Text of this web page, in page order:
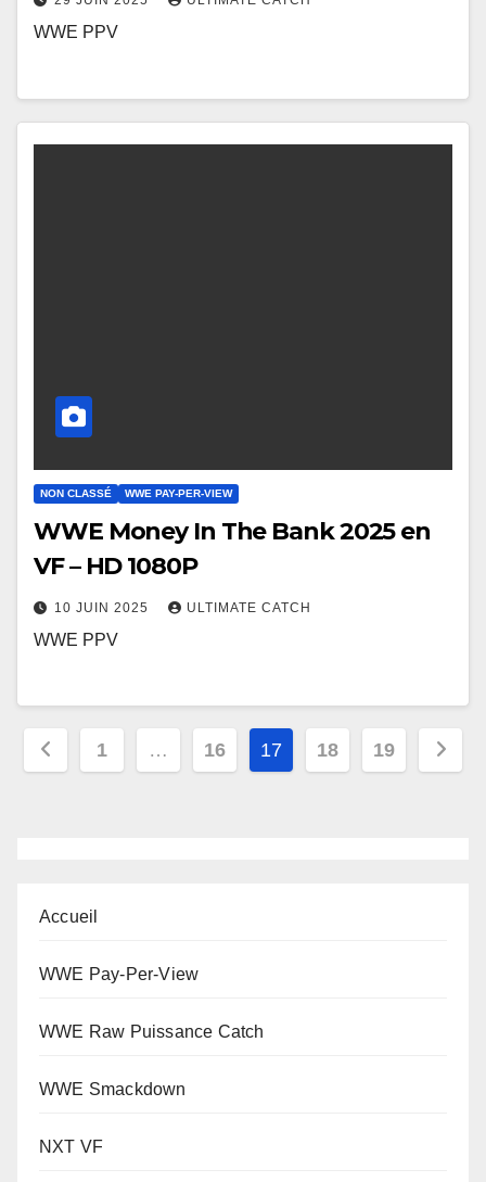
WWE PPV
NON CLASSÉ WWE PAY-PER-VIEW
WWE Money In The Bank 2025 en
VF – HD 1080P
10 JUIN 2025 ULTIMATE CATCH
WWE PPV
Pagination
1 … 16 17 18 19
Accueil
WWE Pay-Per-View
WWE Raw Puissance Catch
WWE Smackdown
NXT VF